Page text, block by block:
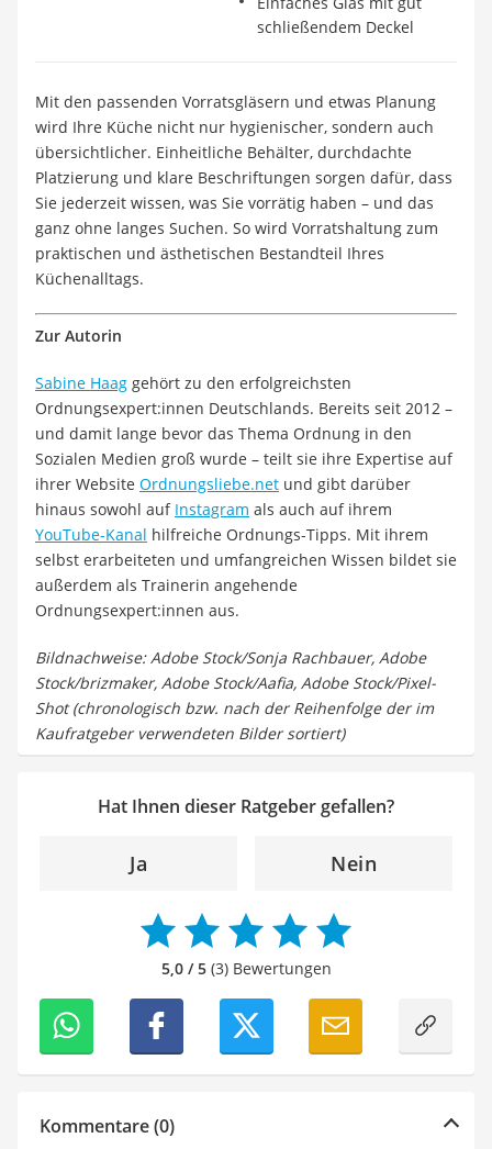
schließendem Deckel
Mit den passenden Vorratsgläsern und etwas Planung
wird Ihre Küche nicht nur hygienischer, sondern auch
übersichtlicher. Einheitliche Behälter, durchdachte
Platzierung und klare Beschriftungen sorgen dafür, dass
Sie jederzeit wissen, was Sie vorrätig haben – und das
ganz ohne langes Suchen. So wird Vorratshaltung zum
praktischen und ästhetischen Bestandteil Ihres
Küchenalltags.
Zur Autorin
Sabine Haag gehört zu den erfolgreichsten
Ordnungsexpert:innen Deutschlands. Bereits seit 2012 –
und damit lange bevor das Thema Ordnung in den
Sozialen Medien groß wurde – teilt sie ihre Expertise auf
ihrer Website Ordnungsliebe.net und gibt darüber
hinaus sowohl auf Instagram als auch auf ihrem
YouTube-Kanal hilfreiche Ordnungs-Tipps. Mit ihrem
selbst erarbeiteten und umfangreichen Wissen bildet sie
außerdem als Trainerin angehende
Ordnungsexpert:innen aus.
Bildnachweise: Adobe Stock/Sonja Rachbauer, Adobe
Stock/brizmaker, Adobe Stock/Aafia, Adobe Stock/Pixel-
Shot (chronologisch bzw. nach der Reihenfolge der im
Kaufratgeber verwendeten Bilder sortiert)
Hat Ihnen dieser Ratgeber gefallen?
Ja Nein
5,0 / 5(3) Bewertungen
Kommentare (0)